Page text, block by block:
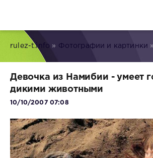
rulez-t.info » Фотографии и картинки
Девочка из Намибии - умеет
дикими животными
10/10/2007 07:08